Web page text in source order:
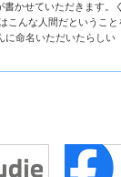
かせていただきます。
んな人間だというこ
命名いただいたらし